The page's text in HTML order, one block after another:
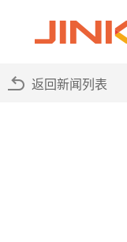
返回新闻列表